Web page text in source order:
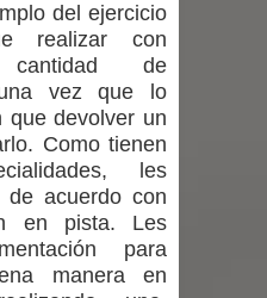
del ejercicio
realizar con
de
vez que lo
que devolver un
Como tienen
les
de acuerdo con
en pista. Les
para
manera en